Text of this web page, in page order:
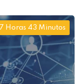
7 Horas 43 Minutos